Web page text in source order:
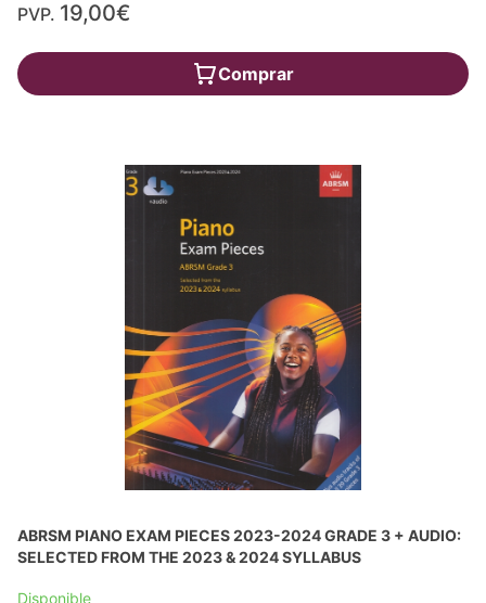
PVP. 19,00€
Comprar
ABRSM PIANO EXAM PIECES 2023-2024 GRADE 3 + AUDIO:
SELECTED FROM THE 2023 & 2024 SYLLABUS
Disponible